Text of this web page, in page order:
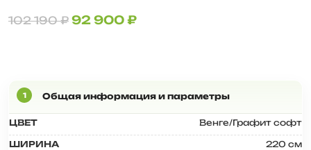
102 190₽ 92 900₽
ЦВЕТ Венге/Графит софт
ШИРИНА 220 см